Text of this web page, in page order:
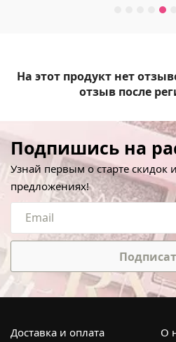
На этот продукт нет
отзыв после
Подпишись на
Узнай первым о старте скидок
предложениях!
Доставка и оплата О